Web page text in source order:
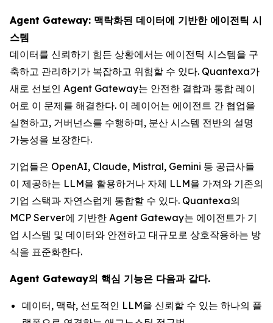
Agent Gateway: 맥락화된 데이터에 기반한 에이전틱 시
스템
데이터를 신뢰하기 힘든 상황에서는 에이전틱 시스템을 구
축하고 관리하기가 복잡하고 위험할 수 있다. Quantexa가
새로 선보인 Agent Gateway는 안전한 결합과 통합 레이
어로 이 문제를 해결한다. 이 레이어는 에이전트 간 협업을
실현하고, 거버넌스를 수행하며, 분산 시스템 전반의 설명
가능성을 보장한다.
기업들은 OpenAI, Claude, Mistral, Gemini 등 공급사들
이 제공하는 LLM을 활용하거나 자체 LLM을 가져와 기존의
기업 스택과 자연스럽게 통합할 수 있다. Quantexa의
MCP Server에 기반한 Agent Gateway는 에이전트가 기
업 시스템 및 데이터와 안전하고 대규모로 상호작용하는 방
식을 표준화한다.
Agent Gateway의 핵심 기능은 다음과 같다.
데이터, 맥락, 선도적인 LLM을 신뢰할 수 있는 하나의 플